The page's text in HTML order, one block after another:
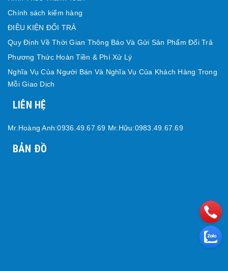
Chính sách kiểm hàng
ĐIỀU KIỆN ĐỔI TRẢ
Quy Định Về Thời Gian Thông Báo Và Gửi Sản Phẩm Đổi Trả
Phương Thức Hoàn Tiền & Phí Xử Lý
Nghĩa Vụ Của Người Bán Và Nghĩa Vụ Của Khách Hàng Trong
Mỗi Giao Dịch
LIÊN HỆ
Mr.Hoàng Anh:0936.49.67.69 Mr.Hữu:0983.49.67.69
BẢN ĐỒ